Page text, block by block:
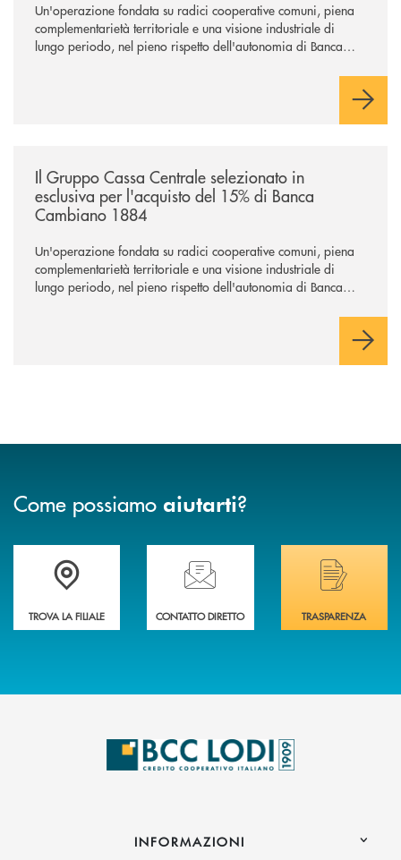
Un'operazione fondata su radici cooperative comuni, piena
complementarietà territoriale e una visione industriale di
lungo periodo, nel pieno rispetto dell'autonomia di Banca
negoziazione esclusiva per la finalizzazione dell’operazione.
Il Gruppo Cassa Centrale selezionato in
esclusiva per l'acquisto del 15% di Banca
Cambiano 1884
Un'operazione fondata su radici cooperative comuni, piena
complementarietà territoriale e una visione industriale di
lungo periodo, nel pieno rispetto dell'autonomia di Banca
negoziazione esclusiva per la finalizzazione dell’operazione.
Come possiamo aiutarti?
Trova la filiale più vicina a Te
TROVA LA FILIALE
Hai bisogno di assistenza immediata?
CONTATTO DIRETTO
Hai bisogno di
TRASPARENZA
INFORMAZIONI